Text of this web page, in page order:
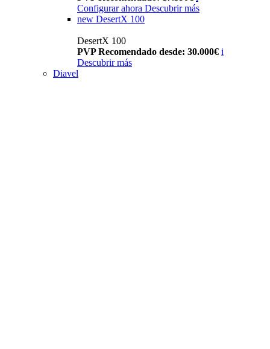
Configurar ahora Descubrir más
new DesertX 100
DesertX 100
PVP Recomendado desde: 30.000€ i
Descubrir más
Diavel